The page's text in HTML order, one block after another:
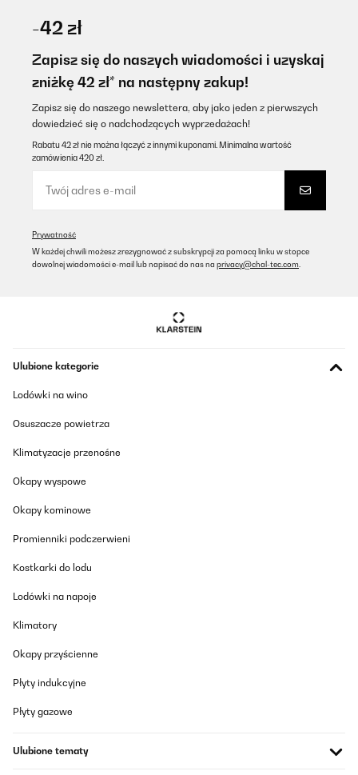
-42 zł
Zapisz się do naszych wiadomości i uzyskaj
zniżkę 42 zł* na następny zakup!
Zapisz się do naszego newslettera, aby jako jeden z pierwszych
dowiedzieć się o nadchodzących wyprzedażach!
Rabatu 42 zł nie można łączyć z innymi kuponami. Minimalna wartość
zamówienia 420 zł.
Prywatność
W każdej chwili możesz zrezygnować z subskrypcji za pomocą linku w stopce
dowolnej wiadomości e-mail lub napisać do nas na privacy@chal-tec.com
Ulubione kategorie
Lodówki na wino
Osuszacze powietrza
Klimatyzacje przenośne
Okapy wyspowe
Okapy kominowe
Promienniki podczerwieni
Kostkarki do lodu
Lodówki na napoje
Klimatory
Okapy przyścienne
Płyty indukcyjne
Płyty gazowe
Ulubione tematy